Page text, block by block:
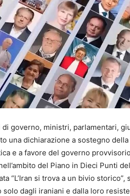
di governo, ministri, parlamentari,
una dichiarazione a sostegno
e a favore del governo
del Piano in Dieci Punti
“L’Iran si trova a un bivio
dagli iraniani e dalla loro